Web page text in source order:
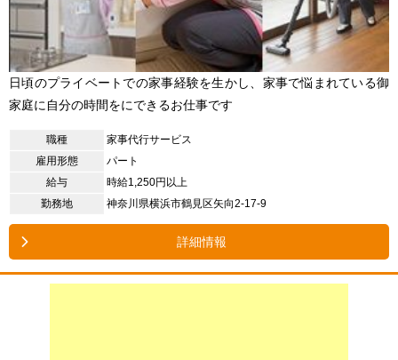
日頃のプライベートでの家事経験を生かし、家事で悩まれている御
家庭に自分の時間をにできるお仕事です
職種
家事代行サービス
雇用形態
パート
給与
時給1,250円以上
勤務地
神奈川県横浜市鶴見区矢向2-17-9
詳細情報